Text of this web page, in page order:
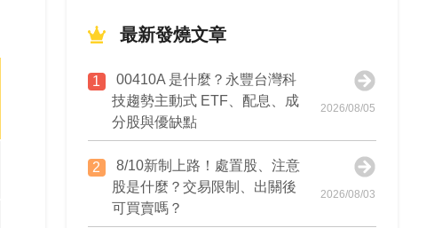
最新發燒文章
1
00410A 是什麼？永豐台灣科
技趨勢主動式 ETF、配息、成
分股與優缺點
2026/08/05
2
8/10新制上路！處置股、注意
股是什麼？交易限制、出關後
可買賣嗎？
2026/08/03